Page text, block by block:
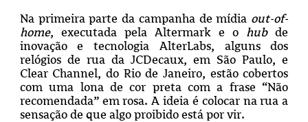
Na primeira parte da campanha de mídia out-of-
home, executada pela Altermark e o hubde
inovação e tecnologia AlterLabs, alguns dos
relógios de rua da JCDecaux, em São Paulo, e
Clear Channel, do Rio de Janeiro, estão cobertos
com uma lona de cor preta com a frase “Não
recomendada” em rosa. A ideia é colocar na rua a
sensação de que algo proibido está por vir.